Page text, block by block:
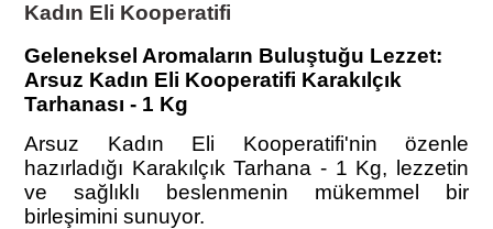
Kadın Eli Kooperatifi
Geleneksel Aromaların Buluştuğu Lezzet:
Arsuz Kadın Eli Kooperatifi Karakılçık
Tarhanası - 1 Kg
Arsuz Kadın Eli Kooperatifi'nin özenle
hazırladığı Karakılçık Tarhana - 1 Kg, lezzetin
ve sağlıklı beslenmenin mükemmel bir
birleşimini sunuyor.